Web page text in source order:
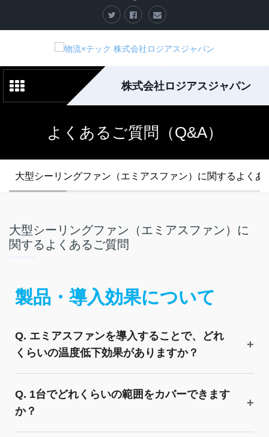
株式会社ロジアスジャパン
よくあるご質問（Q&A）
大型シーリングファン（エミアスファン）に関するよくあ
大型シーリングファン（エミアスファン）に
関するよくあるご質問
製品・導入効果について
Q. エミアスファンを導入することで、どれ
くらいの温度低下効果がありますか？
Q. 1台でどれくらいの範囲をカバーできます
か？